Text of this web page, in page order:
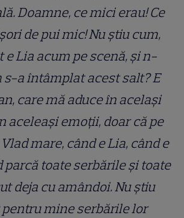
Doamne, ce mici erau! Ce
de pui mic! Nu știu cum,
Lia acum pe scenă, și n-
s-a întâmplat acest salt? E
care mă aduce în același
aceleași emoții, doar că pe
mare, când e Lia, când e
toate serbările și toate
deja cu amândoi. Nu știu
mine serbările lor